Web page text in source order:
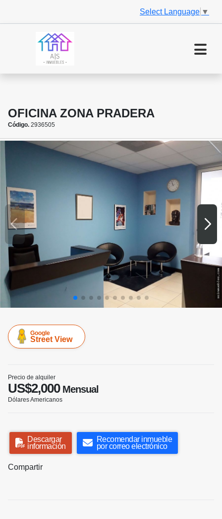
Select Language ▼
OFICINA ZONA PRADERA
Código. 2936505
Google
Street View
Precio de alquiler
US$2,000Mensual
Dólares Americanos
Descargar
información
Recomendar inmueble
por correo electrónico
Compartir